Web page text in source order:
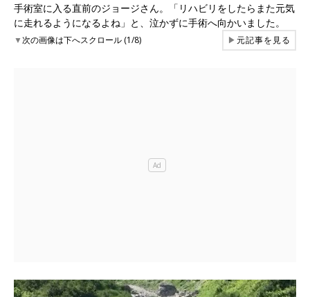
手術室に入る直前のジョージさん。「リハビリをしたらまた元気
に走れるようになるよね」と、泣かずに手術へ向かいました。
▼次の画像は下へスクロール (1/8) ▶元記事を見る